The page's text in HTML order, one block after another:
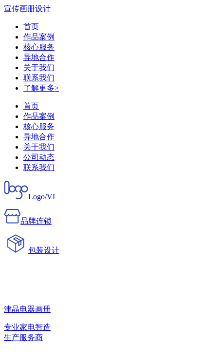
宣传画册设计
首页
作品案例
核心服务
异地合作
关于我们
联系我们
了解更多>
首页
作品案例
核心服务
异地合作
关于我们
公司动态
联系我们
Logo/VI
品牌连锁
包装设计
津晶电器画册
专业家电智造
生产服务商